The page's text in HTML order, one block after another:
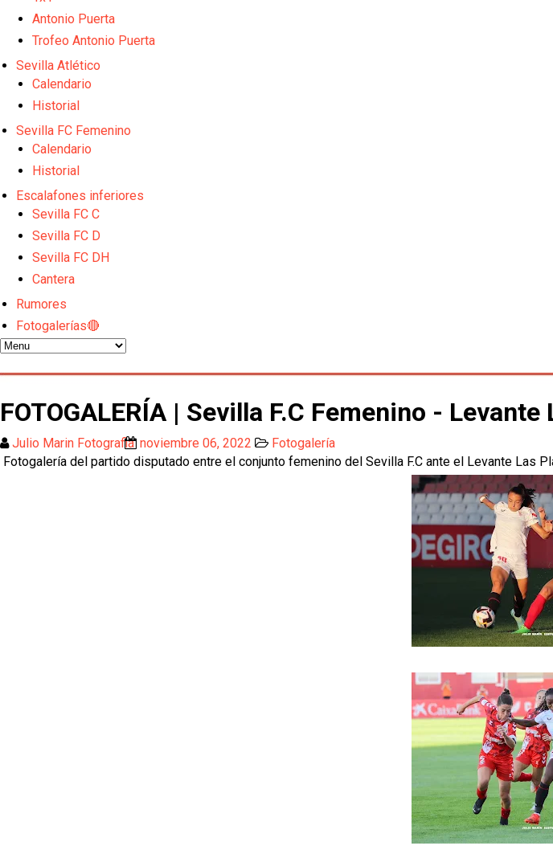
Odysseas Vlachodimos: “El objetivo es mejorar la temporada pasada”
El Sevilla FC empieza a inscribir a los nuevos fichajes
El Sevilla oficializa el traspaso de Sow
Antonio Puerta
Trofeo Antonio Puerta
Sevilla Atlético
Calendario
Historial
Sevilla FC Femenino
Calendario
Historial
Escalafones inferiores
Sevilla FC C
Sevilla FC D
Sevilla FC DH
Cantera
Rumores
Fotogalerías🔴
FOTOGALERÍA | Sevilla F.C Femenino - Levante
Julio Marin Fotografia noviembre 06, 2022
Fotogalería
Fotogalería del partido disputado entre el conjunto femenino del Sevilla F.C ante el Levante Las